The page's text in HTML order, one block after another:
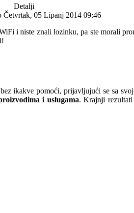
Detalji
Četvrtak, 05 Lipanj 2014 09:46
i niste znali lozinku, pa ste morali
bez ikakve pomoći, prijavljujući se sa
i uslugama. Krajnji